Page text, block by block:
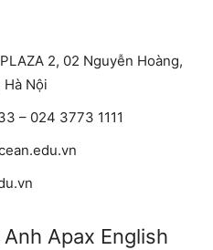
2, 02 Nguyễn Hoàng,
Nội
– 024 3773 1111
Apax English